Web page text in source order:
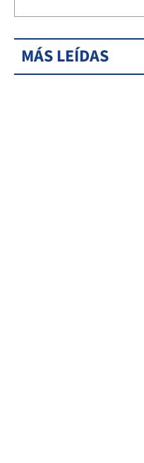
MÁS LEÍDAS